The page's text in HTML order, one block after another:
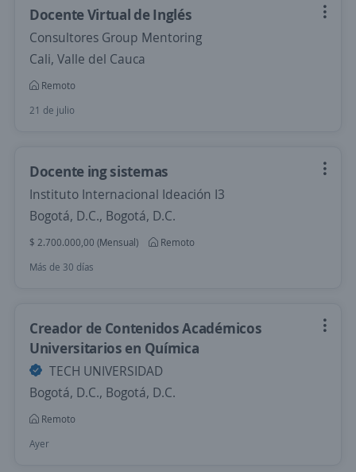
Docente Virtual de Inglés
Consultores Group Mentoring
Cali, Valle del Cauca
Remoto
21 de julio
Docente ing sistemas
Instituto Internacional Ideación I3
Bogotá, D.C., Bogotá, D.C.
$ 2.700.000,00 (Mensual)
Remoto
Más de 30 días
Creador de Contenidos Académicos
Universitarios en Química
TECH UNIVERSIDAD
Bogotá, D.C., Bogotá, D.C.
Remoto
Ayer